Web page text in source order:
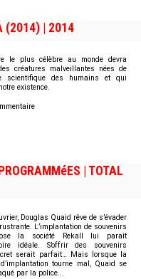
(2014) | 2014
le plus célèbre au monde devra
créatures malveillantes nées de
scientifique des humains et qui
existence.
| TOTAL
Douglas Quaid rêve de s’évader
L’implantation de souvenirs
la société Rekall lui paraît
idéale. S’offrir des souvenirs
serait parfait… Mais lorsque la
d’implantation tourne mal, Quaid se
par la police...